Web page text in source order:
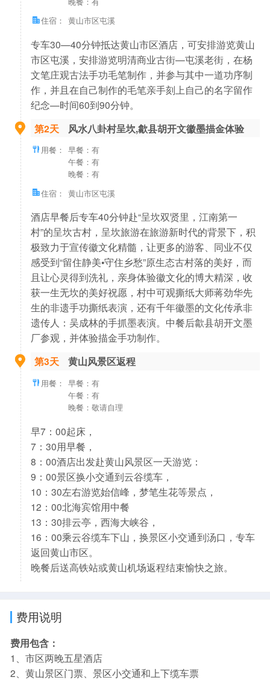
住宿： 黄山市区屯溪
专车30—40分钟抵达黄山市区酒店，可安排游览黄山
市区屯溪，安排游览明清商业古街—屯溪老街，在杨
文笔庄观古法手功毛笔制作，并参与其中一道功序制
作，并且在自己制作的毛笔亲手刻上自己的名字留作
纪念—时间60到90分钟。
第2天 风水八卦村呈坎,歙县胡开文徽墨描金体验
用餐： 早餐：有
午餐：有
晚餐：有
住宿： 黄山市区屯溪
酒店早餐后专车40分钟赴“呈坎双贤里，江南第一
村”的呈坎古村，呈坎旅游在旅游新时代的背景下，积
极致力于宣传徽文化精髓，让更多的游客、同业不仅
感受到“留住静美•守住乡愁”原生态古村落的美好，而
且让心灵得到洗礼，亲身体验徽文化的博大精深，收
获一生无坎的美好祝愿，村中可观撕纸大师蒋劲华先
生的非遗手功撕纸表演，还有千年徽墨的文化传承非
遗传人：吴成林的手抓墨表演。中餐后歙县胡开文墨
厂参观，并体验描金手功制作。
第3天 黄山风景区返程
用餐： 早餐：有
午餐：有
晚餐：敬请自理
早7：00起床，
7：30用早餐，
8：00酒店出发赴黄山风景区一天游览：
9：00景区换小交通到云谷缆车，
10：30左右游览始信峰，梦笔生花等景点，
12：00北海宾馆用中餐
13：30排云亭，西海大峡谷，
16：00乘云谷缆车下山，换景区小交通到汤口，专车
返回黄山市区。
晚餐后送高铁站或黄山机场返程结束愉快之旅。
费用说明
费用包含：
1、市区两晚五星酒店
2、黄山景区门票、景区小交通和上下缆车票